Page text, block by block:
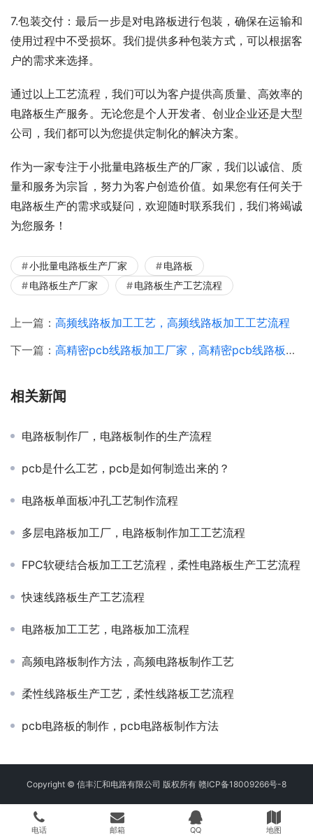
7.包装交付：最后一步是对电路板进行包装，确保在运输和
使用过程中不受损坏。我们提供多种包装方式，可以根据客
户的需求来选择。
通过以上工艺流程，我们可以为客户提供高质量、高效率的
电路板生产服务。无论您是个人开发者、创业企业还是大型
公司，我们都可以为您提供定制化的解决方案。
作为一家专注于小批量电路板生产的厂家，我们以诚信、质
量和服务为宗旨，努力为客户创造价值。如果您有任何关于
电路板生产的需求或疑问，欢迎随时联系我们，我们将竭诚
为您服务！
小批量电路板生产厂家
电路板
电路板生产厂家
电路板生产工艺流程
上一篇： 高频线路板加工工艺，高频线路板加工工艺流程
下一篇： 高精密pcb线路板加工厂家，高精密pcb线路板加工流程
相关新闻
电路板制作厂，电路板制作的生产流程
pcb是什么工艺，pcb是如何制造出来的？
电路板单面板冲孔工艺制作流程
多层电路板加工厂，电路板制作加工工艺流程
FPC软硬结合板加工工艺流程，柔性电路板生产工艺流程
快速线路板生产工艺流程
电路板加工工艺，电路板加工流程
高频电路板制作方法，高频电路板制作工艺
柔性线路板生产工艺，柔性线路板工艺流程
pcb电路板的制作，pcb电路板制作方法
Copyright © 信丰汇和电路有限公司 版权所有 赣ICP备18009266号-8
电话 邮箱 QQ 地图